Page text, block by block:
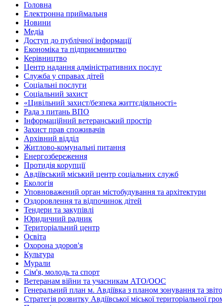
Головна
Електронна приймальня
Новини
Медіа
Доступ до публічної інформації
Економіка та підприємництво
Керівництво
Центр надання адміністративних послуг
Служба у справах дітей
Соціальні послуги
Соціальний захист
«Цивільний захист/безпека життєдіяльності»
Рада з питань ВПО
Інформаційний ветеранський простір
Захист прав споживачів
Архівний відділ
Житлово-комунальні питання
Енергозбереження
Протидія корупції
Авдіївський міський центр соціальних служб
Екологія
Уповноважений орган містобудування та архітектури
Оздоровлення та відпочинок дітей
Тендери та закупівлі
Юридичний радник
Територіальний центр
Освіта
Охорона здоров'я
Культура
Мурали
Сім'я, молодь та спорт
Ветеранам війни та учасникам АТО/ООС
Генеральний план м. Авдіївка з планом зонування та
Стратегія розвитку Авдіївської міської територіальної